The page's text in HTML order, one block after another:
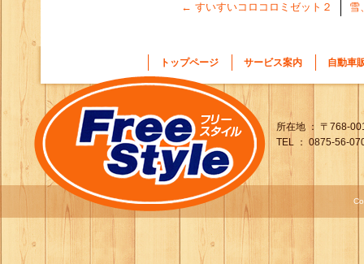
← すいすいコロコロミゼット２ 雪
トップページ サービス案内 自動車
所在地 ： 〒768-
TEL ： 0875-56-